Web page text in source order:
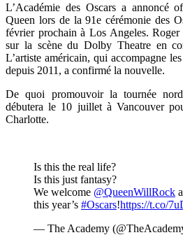
L’Académie des Oscars a annoncé
Queen lors de la 91e cérémonie des
février prochain à Los Angeles.
sur la scène du Dolby Theatre en
L’artiste américain, qui accompagne
depuis 2011, a confirmé la nouvelle.
De quoi promouvoir la tournée
débutera le 10 juillet à Vancouver
Charlotte.
Is this the real life?
Is this just fantasy?
We welcome @QueenWillRock
this year’s #Oscars!https://t.co/
— The Academy